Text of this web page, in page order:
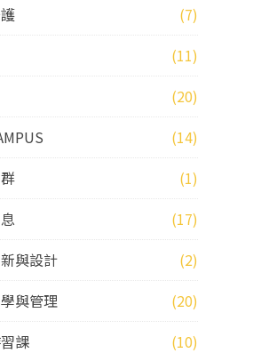
(7)
(11)
(20)
(14)
(1)
(17)
與設計
(2)
與管理
(20)
課
(10)